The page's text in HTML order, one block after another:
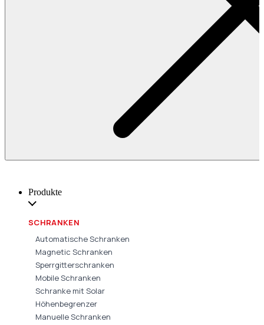
Produkte
SCHRANKEN
Automatische Schranken
Magnetic Schranken
Sperrgitterschranken
Mobile Schranken
Schranke mit Solar
Höhenbegrenzer
Manuelle Schranken